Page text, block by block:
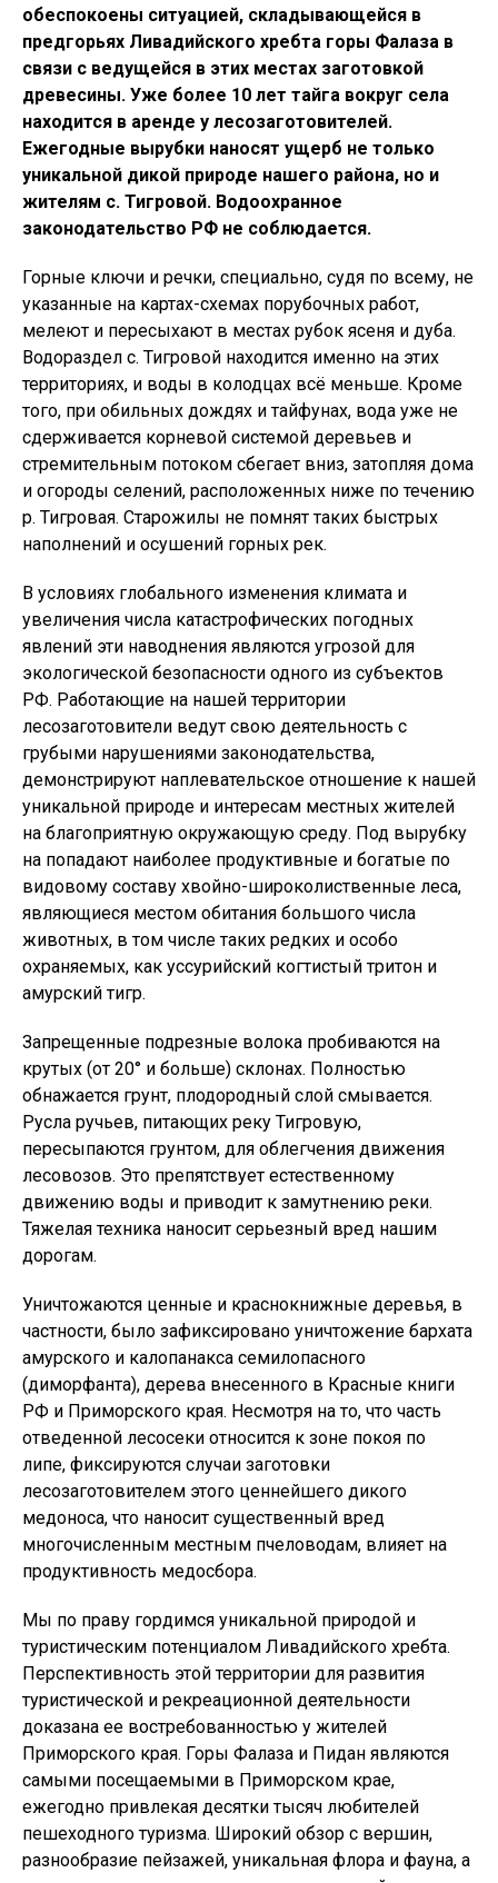
обеспокоены ситуацией, складывающейся в
предгорьях Ливадийского хребта горы Фалаза в
связи с ведущейся в этих местах заготовкой
древесины. Уже более 10 лет тайга вокруг села
находится в аренде у лесозаготовителей.
Ежегодные вырубки наносят ущерб не только
уникальной дикой природе нашего района, но и
жителям с. Тигровой. Водоохранное
законодательство РФ не соблюдается.
Горные ключи и речки, специально, судя по всему, не
указанные на картах-схемах порубочных работ,
мелеют и пересыхают в местах рубок ясеня и дуба.
Водораздел с. Тигровой находится именно на этих
территориях, и воды в колодцах всё меньше. Кроме
того, при обильных дождях и тайфунах, вода уже не
сдерживается корневой системой деревьев и
стремительным потоком сбегает вниз, затопляя дома
и огороды селений, расположенных ниже по течению
р. Тигровая. Старожилы не помнят таких быстрых
наполнений и осушений горных рек.
В условиях глобального изменения климата и
увеличения числа катастрофических погодных
явлений эти наводнения являются угрозой для
экологической безопасности одного из субъектов
РФ. Работающие на нашей территории
лесозаготовители ведут свою деятельность с
грубыми нарушениями законодательства,
демонстрируют наплевательское отношение к нашей
уникальной природе и интересам местных жителей
на благоприятную окружающую среду. Под вырубку
на попадают наиболее продуктивные и богатые по
видовому составу хвойно-широколиственные леса,
являющиеся местом обитания большого числа
животных, в том числе таких редких и особо
охраняемых, как уссурийский когтистый тритон и
амурский тигр.
Запрещенные подрезные волока пробиваются на
крутых (от 20° и больше) склонах. Полностью
обнажается грунт, плодородный слой смывается.
Русла ручьев, питающих реку Тигровую,
пересыпаются грунтом, для облегчения движения
лесовозов. Это препятствует естественному
движению воды и приводит к замутнению реки.
Тяжелая техника наносит серьезный вред нашим
дорогам.
Уничтожаются ценные и краснокнижные деревья, в
частности, было зафиксировано уничтожение бархата
амурского и калопанакса семилопасного
(диморфанта), дерева внесенного в Красные книги
РФ и Приморского края. Несмотря на то, что часть
отведенной лесосеки относится к зоне покоя по
липе, фиксируются случаи заготовки
лесозаготовителем этого ценнейшего дикого
медоноса, что наносит существенный вред
многочисленным местным пчеловодам, влияет на
продуктивность медосбора.
Мы по праву гордимся уникальной природой и
туристическим потенциалом Ливадийского хребта.
Перспективность этой территории для развития
туристической и рекреационной деятельности
доказана ее востребованностью у жителей
Приморского края. Горы Фалаза и Пидан являются
самыми посещаемыми в Приморском крае,
ежегодно привлекая десятки тысяч любителей
пешеходного туризма. Широкий обзор с вершин,
разнообразие пейзажей, уникальная флора и фауна, а